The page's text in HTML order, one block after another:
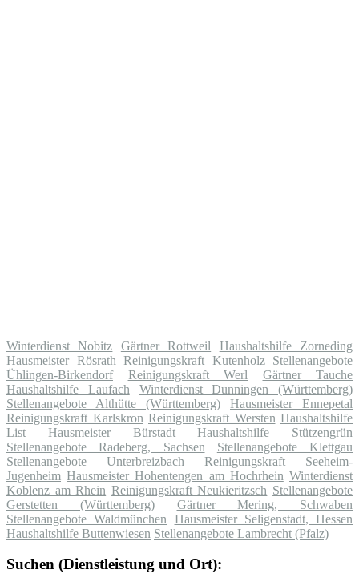
Winterdienst Nobitz Gärtner Rottweil
Haushaltshilfe Zorneding
Hausmeister Rösrath Reinigungskraft Kutenholz
Stellenangebote
Ühlingen-Birkendorf
Reinigungskraft Werl
Gärtner Tauche
Haushaltshilfe Laufach
Winterdienst Dunningen (Württemberg)
Stellenangebote Althütte (Württemberg)
Hausmeister Ennepetal
Reinigungskraft Karlskron Reinigungskraft Wersten Haushaltshilfe
List
Hausmeister Bürstadt
Haushaltshilfe Stützengrün
Stellenangebote Radeberg, Sachsen
Stellenangebote Klettgau
Stellenangebote Unterbreizbach
Reinigungskraft Seeheim-
Jugenheim Hausmeister Hohentengen am Hochrhein Winterdienst
Koblenz am Rhein Reinigungskraft Neukieritzsch Stellenangebote
Gerstetten (Württemberg)
Gärtner Mering, Schwaben
Stellenangebote Waldmünchen
Hausmeister Seligenstadt, Hessen
Haushaltshilfe Buttenwiesen Stellenangebote Lambrecht (Pfalz)
Suchen (Dienstleistung und Ort):